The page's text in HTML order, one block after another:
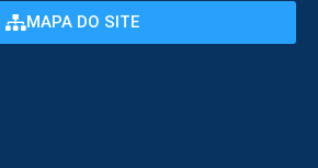
MAPA DO SITE